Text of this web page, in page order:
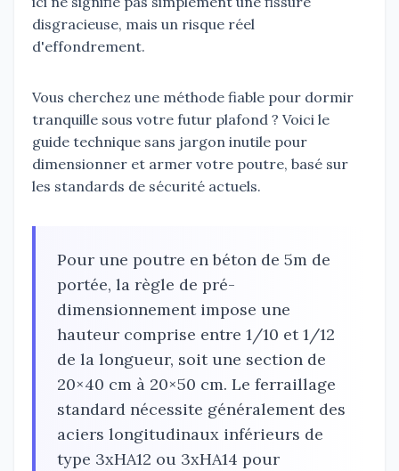
disgracieuse, mais un risque réel
d'effondrement.
Vous cherchez une méthode fiable pour dormir
tranquille sous votre futur plafond ? Voici le
guide technique sans jargon inutile pour
dimensionner et armer votre poutre, basé sur
les standards de sécurité actuels.
Pour une poutre en béton de 5m de
portée, la règle de pré-
dimensionnement impose une
hauteur comprise entre 1/10 et 1/12
de la longueur, soit une section de
20×40 cm à 20×50 cm. Le ferraillage
standard nécessite généralement des
aciers longitudinaux inférieurs de
type 3xHA12 ou 3xHA14 pour